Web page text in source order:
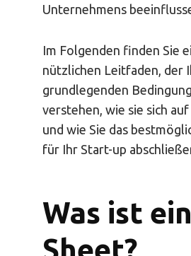
Unternehmens
Im Folgenden finden Sie
nützlichen Leitfaden, der
grundlegenden
verstehen, wie sie sich
und wie Sie das
für Ihr Start-up
Was ist